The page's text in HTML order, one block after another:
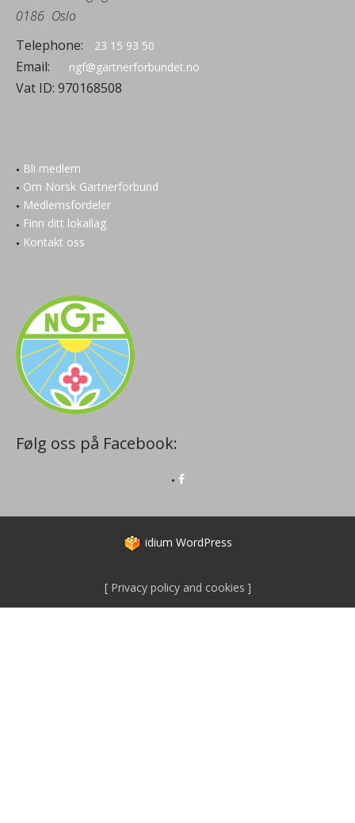
0186 Oslo
Telephone:
23 15 93 50
Email: ngf@gartnerforbundet.no
Vat ID: 970168508
Bli medlem
Om Norsk Gartnerforbund
Medlemsfordeler
Finn ditt lokallag
Kontakt oss
Følg oss på Facebook:
idium WordPress
Privacy policy and cookies